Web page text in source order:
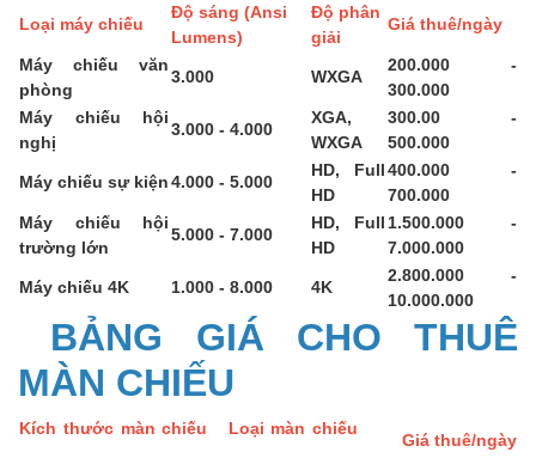
Loại máy chiếu
Độ sáng (Ansi
Lumens)
Độ phân
giải
Giá thuê/ngày
Máy chiếu văn
phòng
3.000 WXGA
200.000 -
300.000
Máy chiếu hội
nghị
3.000 - 4.000
XGA,
WXGA
300.00 -
500.000
Máy chiếu sự kiện4.000 - 5.000
HD, Full
HD
400.000 -
700.000
Máy chiếu hội
trường lớn
5.000 - 7.000
HD, Full
HD
1.500.000 -
7.000.000
Máy chiếu 4K
1.000 - 8.000 4K
2.800.000 -
10.000.000
BẢNG GIÁ CHO THUÊ
MÀN CHIẾU
Kích thước màn chiếu Loại màn chiếu
Giá thuê/ngày